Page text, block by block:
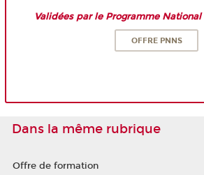
Validées par le Programme
OFFRE PNNS
Dans la même rubrique
Offre de formation